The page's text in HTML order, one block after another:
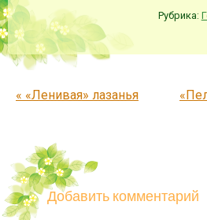
Рубрика:
Запись навигация
« «Ленивая» лазанья
Добавить комментарий